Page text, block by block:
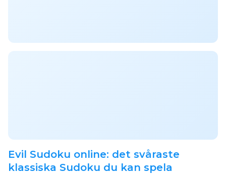
Evil Sudoku online: det svåraste
klassiska Sudoku du kan spela